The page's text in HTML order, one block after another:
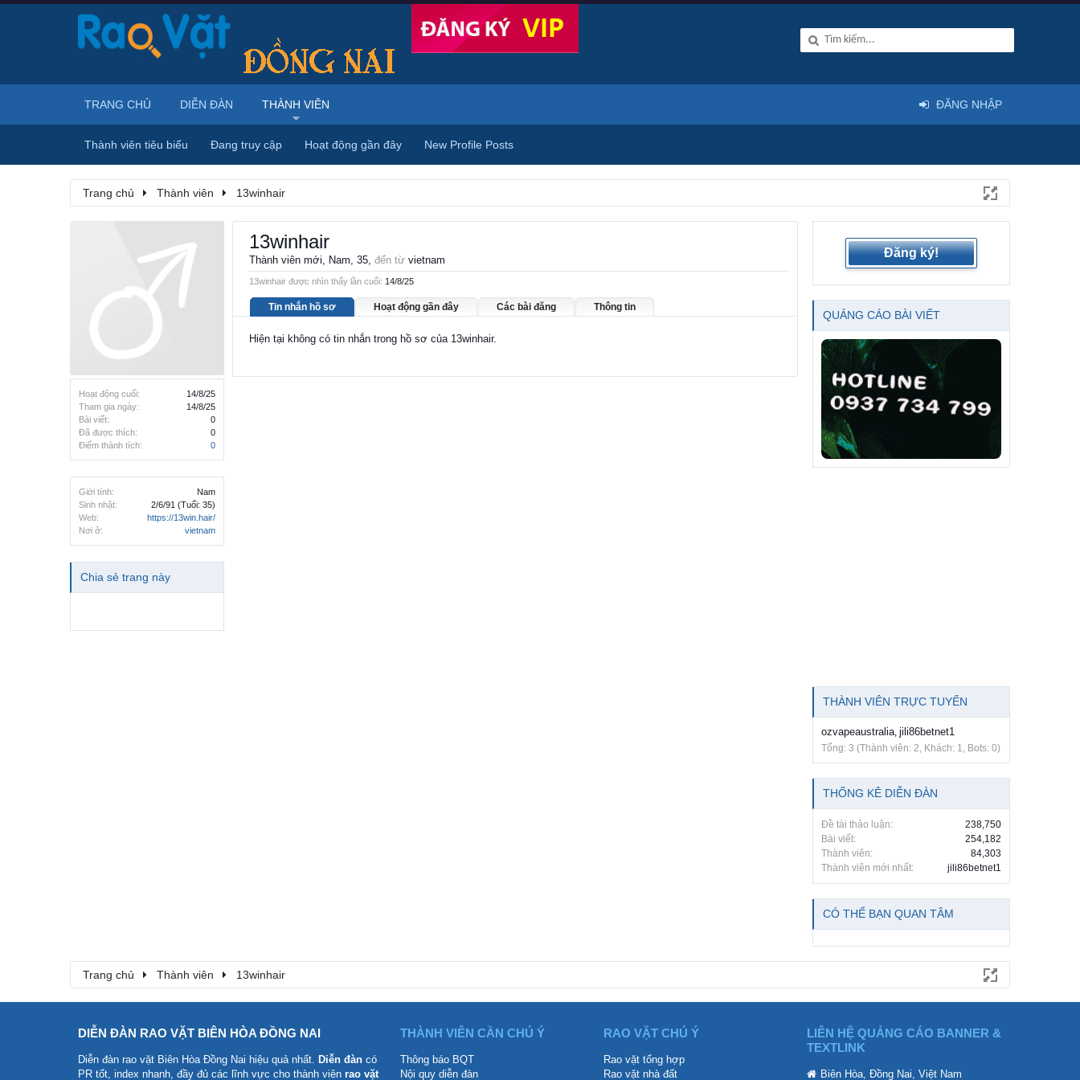
Trang chủ Thành viên 13winhair
Hoạt động cuối:
14/8/25
Tham gia ngày:
14/8/25
Bài viết:
0
Đã được thích:
0
Điểm thành tích:
0
Giới tính:
Nam
Sinh nhật:
2/6/91 (Tuổi: 35)
Web:
https://13win.hair/
Nơi ở:
vietnam
Chia sẻ trang này
13winhair
Thành viên mới, Nam, 35, đến từ vietnam
13winhair được nhìn thấy lần cuối: 14/8/25
Tin nhắn hồ sơ Hoạt động gần đây Các bài đăng Thông tin
Hiện tại không có tin nhắn trong hồ sơ của 13winhair.
Đăng ký!
QUẢNG CÁO BÀI VIẾT
THÀNH VIÊN TRỰC TUYẾN
ozvapeaustralia, jili86betnet1
Tổng: 3 (Thành viên: 2, Khách: 1, Bots: 0)
THỐNG KÊ DIỄN ĐÀN
Đề tài thảo luận:
238,750
Bài viết:
254,182
Thành viên:
84,303
Thành viên mới nhất:
jili86betnet1
CÓ THỂ BẠN QUAN TÂM
Trang chủ Thành viên 13winhair
TRANG CHỦ DIỄN ĐÀN THÀNH VIÊN
Thành viên tiêu biểu Đang truy cập Hoạt động gần đây New Profile Posts
ĐĂNG NHẬP
DIỄN ĐÀN RAO VẶT BIÊN HÒA ĐỒNG NAI
Diễn đàn rao vặt Biên Hòa Đồng Nai hiệu quả nhất. Diễn đàn có
PR tốt, index nhanh, đầy đủ các lĩnh vực cho thành viên rao vặt
THÀNH VIÊN CẦN CHÚ Ý
Thông báo BQT
Nội quy diễn đàn
RAO VẶT CHÚ Ý
Rao vặt tổng hợp
Rao vặt nhà đất
LIÊN HỆ QUẢNG CÁO BANNER &
TEXTLINK
Biên Hòa, Đồng Nai, Việt Nam